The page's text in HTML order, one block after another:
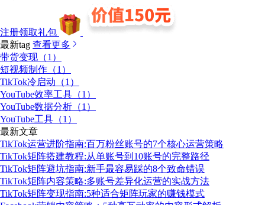
注册领取礼包
最新tag 查看更多
带货变现（1）
短视频制作（1）
TikTok冷启动（1）
YouTube效率工具（1）
YouTube数据分析（1）
YouTube工具（1）
最新文章
TikTok运营进阶指南:百万粉丝账号的7个核心运营策略
TikTok矩阵搭建教程:从单账号到10账号的完整路径
TikTok矩阵避坑指南:新手最容易踩的8个致命错误
TikTok矩阵内容策略:多账号差异化运营的实战方法
TikTok矩阵变现指南:5种适合矩阵玩家的赚钱模式